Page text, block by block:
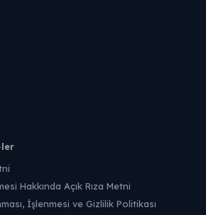
Hakkında Açık Rıza Metni
İşlenmesi ve Gizlilik Politikası